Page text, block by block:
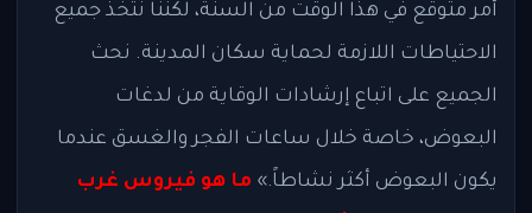
أمر متوقع في هذا الوقت من السنة، لكننا نتخذ جميع
الاحتياطات اللازمة لحماية سكان المدينة. نحث
الجميع على اتباع إرشادات الوقاية من لدغات
البعوض، خاصة خلال ساعات الفجر والغسق عندما
يكون البعوض أكثر نشاطاً.» ما هو فيروس غرب